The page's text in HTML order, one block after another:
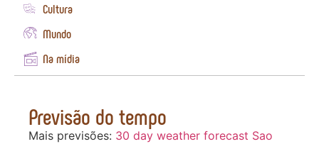
Cultura
Mundo
Na mídia
Previsão do tempo
Mais previsões: 30 day weather forecast Sao